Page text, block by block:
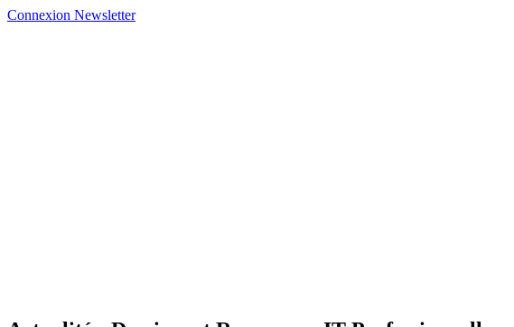
Connexion Newsletter